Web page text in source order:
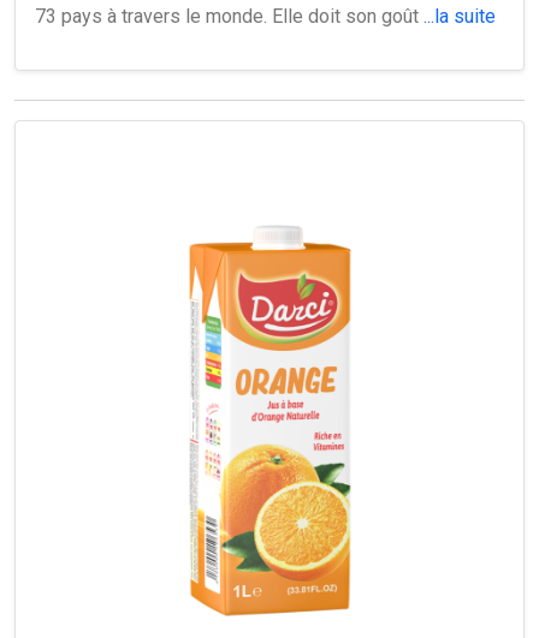
73 pays à travers le monde. Elle doit son goût ...la suite